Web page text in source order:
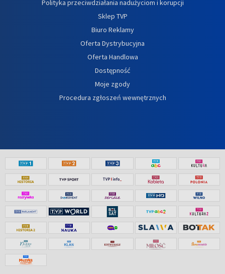
Polityka przeciwdziałania nadużyciom i korupcji
Sklep TVP
Biuro Reklamy
Oferta Dystrybucyjna
Oferta Handlowa
Dostępność
Moje zgody
Procedura zgłoszeń wewnętrznych